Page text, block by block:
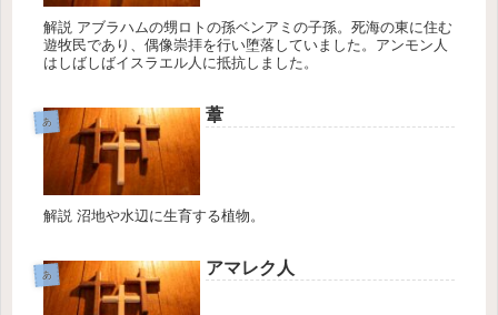
解説 アブラハムの甥ロトの孫ベンアミの子孫。死海の東に住む
遊牧民であり、偶像崇拝を行い堕落していました。アンモン人
はしばしばイスラエル人に抵抗しました。
あ 葦
解説 沼地や水辺に生育する植物。
あ アマレク人